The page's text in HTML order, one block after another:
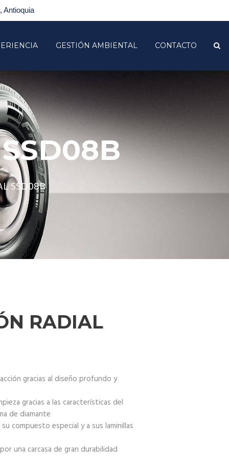
Antioquia
GESTIÓN AMBIENTAL CONTACTO
SSD08B
RADIAL
gracias al diseño profundo y
gracias a las características del
de diamante
compuesto especial y a sus laminillas
una carcasa de gran durabilidad